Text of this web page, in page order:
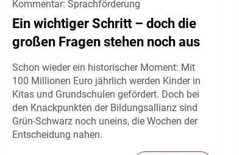
Kommentar: Sprachförderung
Ein wichtiger Schritt – doch die
großen Fragen stehen noch aus
Schon wieder ein historischer Moment: Mit
100 Millionen Euro jährlich werden Kinder in
Kitas und Grundschulen gefördert. Doch bei
den Knackpunkten der Bildungsallianz sind
Grün-Schwarz noch uneins, die Wochen der
Entscheidung nahen.